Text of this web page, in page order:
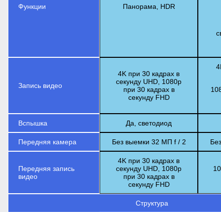
Функции Панорама, HDR
Запись видео
4K при 30 кадрах в
секунду UHD, 1080p
при 30 кадрах в
секунду FHD
Вспышка Да, светодиод
Передняя камера Без выемки 32 МП f / 2
Передняя запись
видео
4K при 30 кадрах в
секунду UHD, 1080p
при 30 кадрах в
секунду FHD
Структура